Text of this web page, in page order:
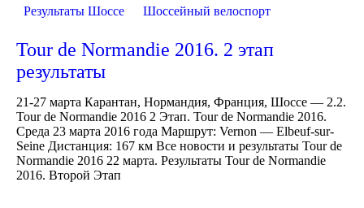
Результаты Шоссе
Шоссейный велоспорт
Tour de Normandie 2016. 2 этап
результаты
21-27 марта Карантан, Нормандия, Франция, Шоссе — 2.2.
Tour de Normandie 2016 2 Этап. Tour de Normandie 2016.
Среда 23 марта 2016 года Маршрут: Vernon — Elbeuf-sur-
Seine Дистанция: 167 км Все новости и результаты Tour de
Normandie 2016 22 марта. Результаты Tour de Normandie
2016. Второй Этап